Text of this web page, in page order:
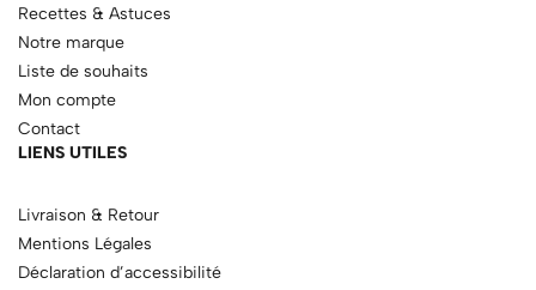
Recettes & Astuces
Notre marque
Liste de souhaits
Mon compte
Contact
LIENS UTILES
Livraison & Retour
Mentions Légales
Déclaration d’accessibilité